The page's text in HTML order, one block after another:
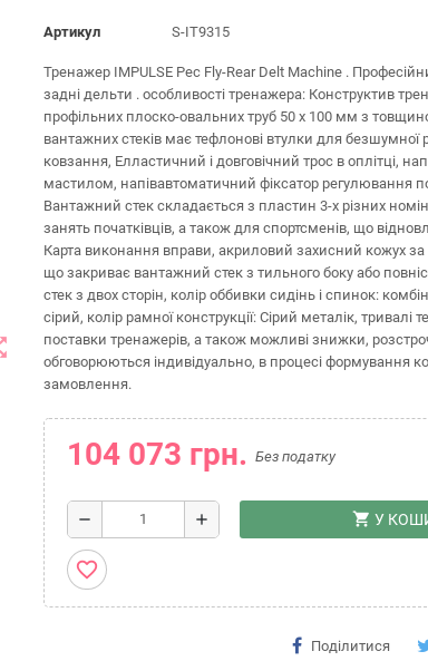
Артикул S-IT9315
Тренажер IMPULSE Pec Fly-Rear Delt Machine .
задні дельти . особливості тренажера: Конструктив
профільних плоско-овальних труб 50 х 100 мм з
вантажних стеків має тефлонові втулки для безшумної
ковзання, Елластичний і довговічний трос в оплітці,
мастилом, напівавтоматичний фіксатор регулювання
Вантажний стек складається з пластин 3-х різних
занять початківців, а також для спортсменів, що
Карта виконання вправи, акриловий захисний кожух за
що закриває вантажний стек з тильного боку або
стек з двох сторін, колір оббивки сидінь і спинок:
сірий, колір рамної конструкції: Сірий металік, тривалі
поставки тренажерів, а також можливі знижки,
обговорюються індивідуально, в процесі формування
замовлення.
104 073 грн. Без податку
remove add shopping_cart У
favorite_border
Поділитися